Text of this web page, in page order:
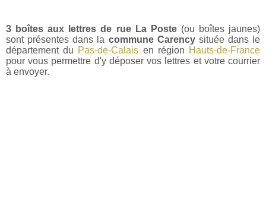
3 boîtes aux lettres de rue La Poste(ou boîtes jaunes)
sont présentes dans la commune Carencysituée dans le
département du Pas-de-Calais en région Hauts-de-France
pour vous permettre d'y déposer vos lettres et votre courrier
à envoyer.